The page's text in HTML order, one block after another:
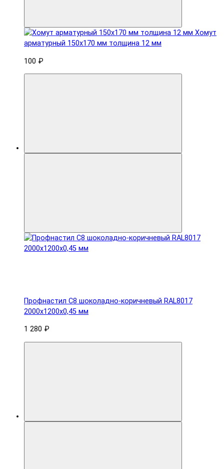
Хомут
арматурный 150x170 мм толщина 12 мм
100 ₽
Профнастил С8 шоколадно-коричневый RAL8017
2000х1200х0,45 мм
1 280 ₽